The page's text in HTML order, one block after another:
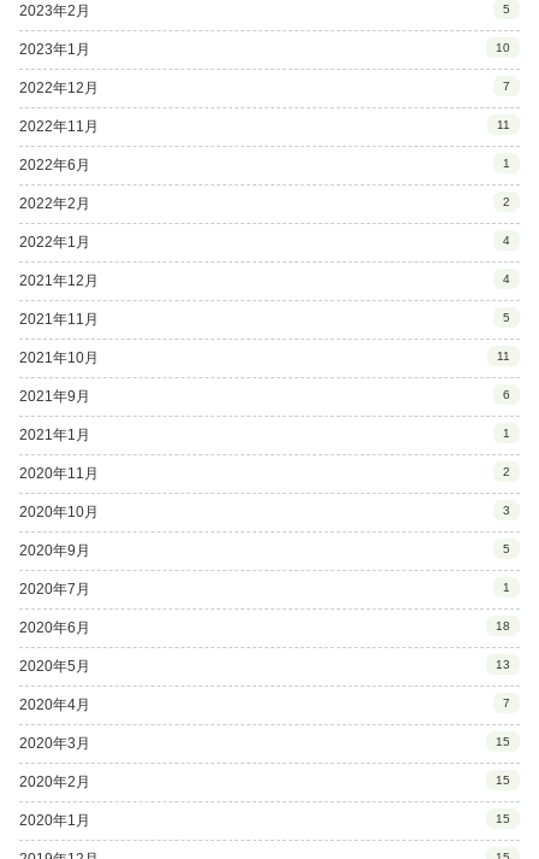
2023年2月 5
2023年1月 10
2022年12月 7
2022年11月 11
2022年6月 1
2022年2月 2
2022年1月 4
2021年12月 4
2021年11月 5
2021年10月 11
2021年9月 6
2021年1月 1
2020年11月 2
2020年10月 3
2020年9月 5
2020年7月 1
2020年6月 18
2020年5月 13
2020年4月 7
2020年3月 15
2020年2月 15
2020年1月 15